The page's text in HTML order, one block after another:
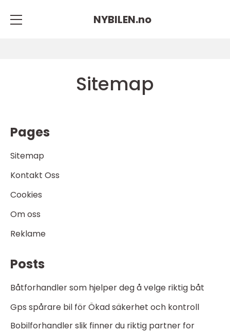
NYBILEN.no
Sitemap
Pages
Sitemap
Kontakt Oss
Cookies
Om oss
Reklame
Posts
Båtforhandler som hjelper deg å velge riktig båt
Gps spårare bil för Ökad säkerhet och kontroll
Bobilforhandler slik finner du riktig partner for